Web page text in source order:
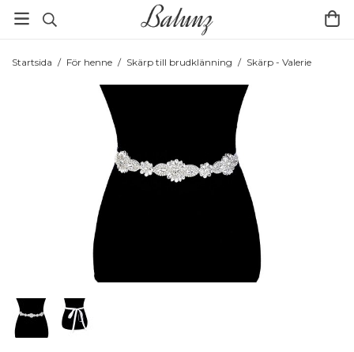
Startsida / För henne / Skärp till brudklänning / Skärp - Valerie